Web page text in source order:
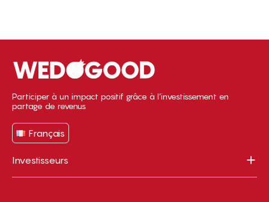
Participer à un impact positif grâce à l’investissement en
partage de revenus
Français
Investisseurs